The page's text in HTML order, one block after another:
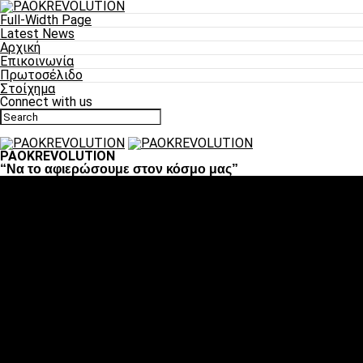
Full-Width Page
Latest News
Αρχική
Επικοινωνία
Πρωτοσέλιδο
Στοίχημα
Connect with us
PAOKREVOLUTION
“Να το αφιερώσουμε στον κόσμο μας”